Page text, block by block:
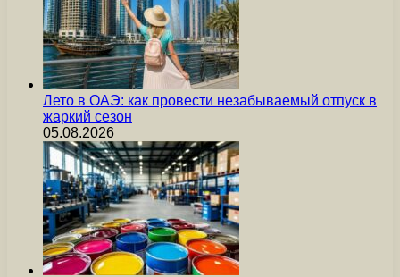
Лето в ОАЭ: как провести незабываемый отпуск в
жаркий сезон
05.08.2026